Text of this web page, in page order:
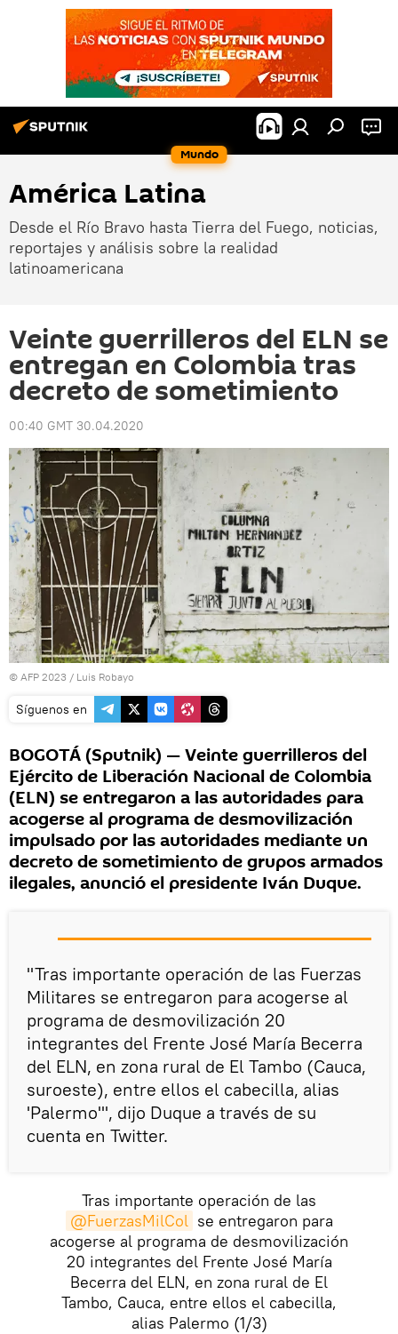
Mundo
América Latina
Desde el Río Bravo hasta Tierra del Fuego, noticias,
reportajes y análisis sobre la realidad
latinoamericana
Veinte guerrilleros del ELN se
entregan en Colombia tras
decreto de sometimiento
00:40 GMT 30.04.2020
© AFP 2023 / Luis Robayo
Síguenos en
BOGOTÁ (Sputnik) — Veinte guerrilleros del
Ejército de Liberación Nacional de Colombia
(ELN) se entregaron a las autoridades para
acogerse al programa de desmovilización
impulsado por las autoridades mediante un
decreto de sometimiento de grupos armados
ilegales, anunció el presidente Iván Duque.
"Tras importante operación de las Fuerzas
Militares se entregaron para acogerse al
programa de desmovilización 20
integrantes del Frente José María Becerra
del ELN, en zona rural de El Tambo (Cauca,
suroeste), entre ellos el cabecilla, alias
'Palermo'", dijo Duque a través de su
cuenta en Twitter.
Tras importante operación de las
@FuerzasMilCol se entregaron para
acogerse al programa de desmovilización
20 integrantes del Frente José María
Becerra del ELN, en zona rural de El
Tambo, Cauca, entre ellos el cabecilla,
alias Palermo (1/3)